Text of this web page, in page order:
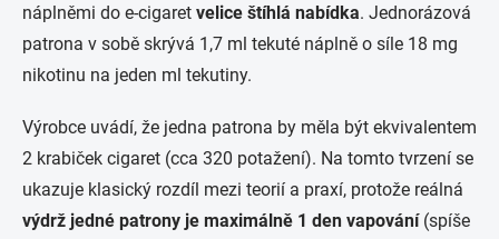
náplněmi do e-cigaret velice štíhlá nabídka. Jednorázová
patrona v sobě skrývá 1,7 ml tekuté náplně o síle 18 mg
nikotinu na jeden ml tekutiny.
Výrobce uvádí, že jedna patrona by měla být ekvivalentem
2 krabiček cigaret (cca 320 potažení). Na tomto tvrzení se
ukazuje klasický rozdíl mezi teorií a praxí, protože reálná
výdrž jedné patrony je maximálně 1 den vapování(spíše